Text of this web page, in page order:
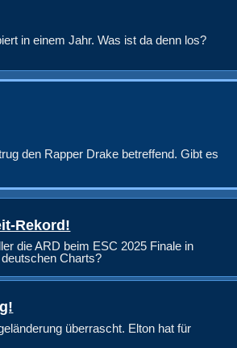
in einem Jahr. Was ist da denn los?
den Rapper Drake betreffend. Gibt es
Rekord!
die ARD beim ESC 2025 Finale in
Charts?
überrascht. Elton hat für